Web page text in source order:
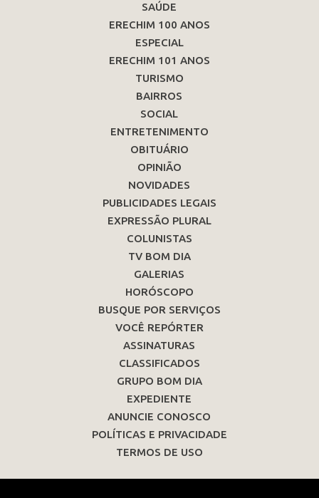
SAÚDE
ERECHIM 100 ANOS
ESPECIAL
ERECHIM 101 ANOS
TURISMO
BAIRROS
SOCIAL
ENTRETENIMENTO
OBITUÁRIO
OPINIÃO
NOVIDADES
PUBLICIDADES LEGAIS
EXPRESSÃO PLURAL
COLUNISTAS
TV BOM DIA
GALERIAS
HORÓSCOPO
BUSQUE POR SERVIÇOS
VOCÊ REPÓRTER
ASSINATURAS
CLASSIFICADOS
GRUPO BOM DIA
EXPEDIENTE
ANUNCIE CONOSCO
POLÍTICAS E PRIVACIDADE
TERMOS DE USO